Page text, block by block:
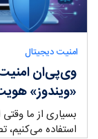
امنیت دیجیتال
وی‌پی‌ان
«ویندوز»
بسیاری از ما
استفاده